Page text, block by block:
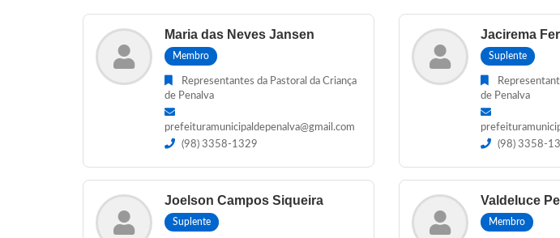
Maria das Neves Jansen
Membro
Representantes da Pastoral da Criança
de Penalva
prefeituramunicipaldepenalva@gmail.com
(98) 3358-1329
Jacirema
Suplente
de Penalva
(98) 3358-
Joelson Campos Siqueira
Suplente
Valdeluce
Membro